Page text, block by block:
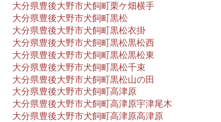
大分県豊後大野市犬飼町栗ケ畑横手
大分県豊後大野市犬飼町黒松
大分県豊後大野市犬飼町黒松衣掛
大分県豊後大野市犬飼町黒松黒松西
大分県豊後大野市犬飼町黒松黒松東
大分県豊後大野市犬飼町黒松千束
大分県豊後大野市犬飼町黒松山の田
大分県豊後大野市犬飼町高津原
大分県豊後大野市犬飼町高津原宇津尾木
大分県豊後大野市犬飼町高津原高津原